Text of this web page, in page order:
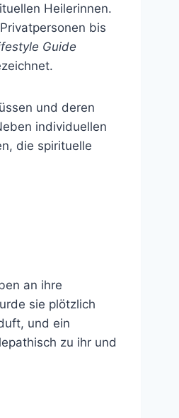
Heilerinnen.
bis
Guide
und deren
individuellen
die spirituelle
an ihre
sie plötzlich
und ein
zu ihr und